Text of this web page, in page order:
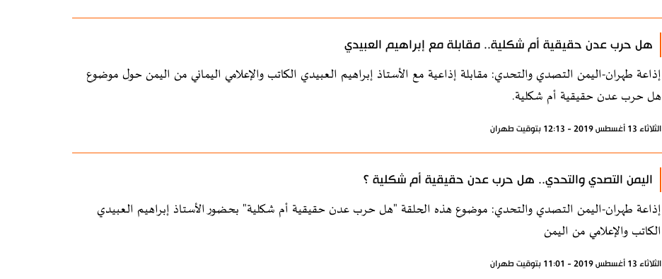
هل حرب عدن حقيقية أم شكلية.. مقابلة مع إبراهيم العبيدي
إذاعة طهران-اليمن التصدي والتحدي: مقابلة إذاعية مع الأستاذ إبراهيم العبيدي الكاتب والإعلامي اليماني من اليمن حول موضوع
هل حرب عدن حقيقية أم شكلية.
الثلاثاء 13 أغسطس 2019 - 12:13 بتوقيت طهران
اليمن التصدي والتحدي.. هل حرب عدن حقيقية أم شكلية ؟
إذاعة طهران-اليمن التصدي والتحدي: موضوع هذه الحلقة "هل حرب عدن حقيقية أم شكلية" بحضور الأستاذ إبراهيم العبيدي
الكاتب والإعلامي من اليمن
الثلاثاء 13 أغسطس 2019 - 11:01 بتوقيت طهران